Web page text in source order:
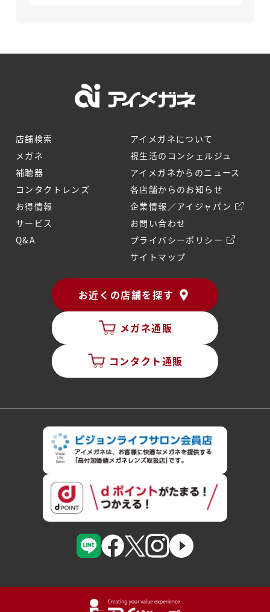
店舗検索
メガネ
補聴器
コンタクトレンズ
お得情報
サービス
Q&A
アイメガネについて
視生活のコンシェルジュ
アイメガネからのニュース
各店舗からのお知らせ
企業情報／アイジャパン
お問い合わせ
プライバシーポリシー
サイトマップ
お近くの店舗を探す
メガネ通販
コンタクト通販